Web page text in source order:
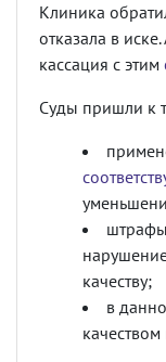
Клиника
отказала в
кассация с этим
Суды пришли к
штрафы
качеству;
в